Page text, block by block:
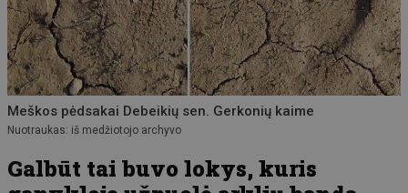
Meškos pėdsakai Debeikių sen. Gerkonių kaime
Nuotraukas: iš medžiotojo archyvo
Galbūt tai buvo lokys, kuris